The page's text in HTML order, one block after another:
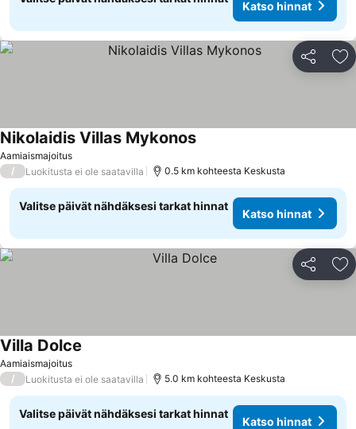
Katso hinnat
Jaa
Aamiaismajoitus
Nikolaidis Villas MykonosKatso hinnat
/ Luokitusta ei ole saatavilla 0.5 km kohteesta Keskusta
Valitse päivät nähdäksesi tarkat hinnat
Katso hinnat
Jaa
Aamiaismajoitus
Villa Dolce
/ Luokitusta ei ole saatavilla 5.0 km kohteesta Keskusta
Valitse päivät nähdäksesi tarkat hinnat
Katso hinnat